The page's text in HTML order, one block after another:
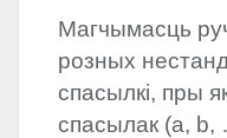
Магчымасць
розных
спасылкі, пры
спасылак (a, b,